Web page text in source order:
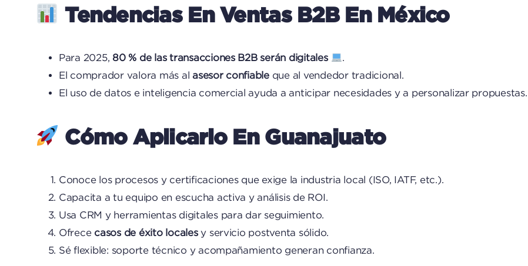
Tendencias En Ventas B2B En México
Para 2025, 80 % de las transacciones B2B serán digitales
El comprador valora más al asesor confiableque al vendedor tradicional.
El uso de datos e inteligencia comercial ayuda a anticipar necesidades y a personalizar propuestas.
Cómo Aplicarlo En Guanajuato
Conoce los procesos y certificaciones que exige la industria local (ISO, IATF, etc.).
Capacita a tu equipo en escucha activa y análisis de ROI.
Usa CRM y herramientas digitales para dar seguimiento.
Ofrece casos de éxito localesy servicio postventa sólido.
Sé flexible: soporte técnico y acompañamiento generan confianza.